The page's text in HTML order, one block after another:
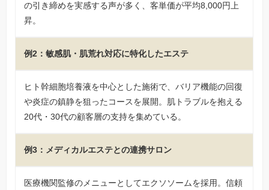
の引き締めを実感する声が多く、客単価が平均8,000円上
昇。
例2：敏感肌・肌荒れ対応に特化したエステ
ヒト幹細胞培養液を中心とした施術で、バリア機能の回復
や炎症の鎮静を狙ったコースを展開。肌トラブルを抱える
20代・30代の顧客層の支持を集めている。
例3：メディカルエステとの連携サロン
医療機関監修のメニューとしてエクソソームを採用。信頼